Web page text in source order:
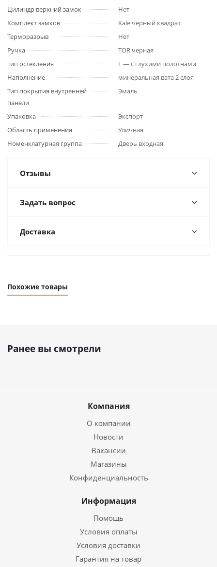
Цилиндр верхний замок
Нет
Комплект замков
Kale черный квадрат
Терморазрыв
Нет
Ручка
TOR черная
Тип остекления
Г — с глухими полотнами
Наполнение
минеральная вата 2 слоя
Тип покрытия внутренней
панели
Эмаль
Упаковка
Экспорт
Область применения
Уличная
Номенклатурная группа
Дверь входная
Отзывы
Задать вопрос
Доставка
Похожие товары
Ранее вы смотрели
Компания
О компании
Новости
Вакансии
Магазины
Конфиденциальность
Информация
Помощь
Условия оплаты
Условия доставки
Гарантия на товар